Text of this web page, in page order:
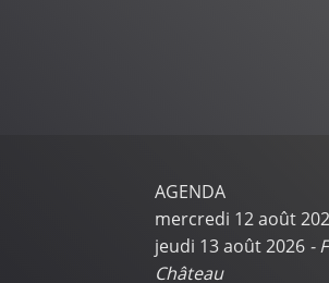
AGENDA
mercredi 12 août
jeudi 13 août 2026 -
Château